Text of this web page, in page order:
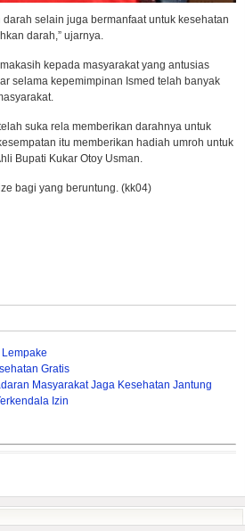
selain juga bermanfaat untuk kesehatan
darah,” ujarnya.
kepada masyarakat yang antusias
selama kepemimpinan Ismed telah banyak
suka rela memberikan darahnya untuk
itu memberikan hadiah umroh untuk
Bupati Kukar Otoy Usman.
bagi yang beruntung. (kk04)
Gratis
Masyarakat Jaga Kesehatan Jantung
Izin